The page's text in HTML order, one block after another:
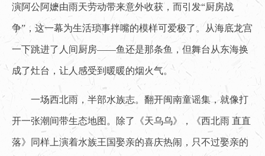
演阿公阿嬷由雨天劳动带来意外收获，而引发“厨房战
争”，这一幕为生活琐事拌嘴的模样可爱极了。从海底龙宫
一下跳进了人间厨房——鱼还是那条鱼，但舞台从东海换
成了灶台，让人感受到暖暖的烟火气。
一场西北雨，半部水族志。翻开闽南童谣集，就像打
开一张潮间带生态地图。除了《天乌乌》，《西北雨 直直
落》同样上演着水族王国娶亲的喜庆热闹，只不过娶亲的